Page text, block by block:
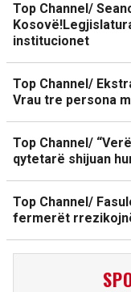
Top Channel/
institucionet
Top Channel/
Vrau tre persona
Top Channel/
qytetarë shijuan
Top Channel/
fermerët